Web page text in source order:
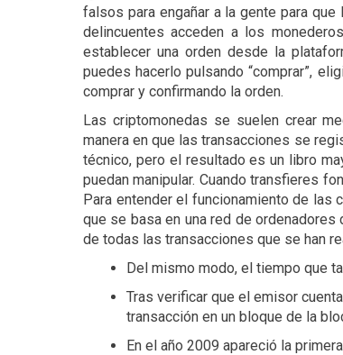
falsos para engañar a la gente para
delincuentes acceden a los
establecer una orden desde la
puedes hacerlo pulsando “comprar”,
comprar y confirmando la orden.
Las criptomonedas se suelen crear
manera en que las transacciones se
técnico, pero el resultado es un libro
puedan manipular. Cuando transfieres
Para entender el funcionamiento de
que se basa en una red de
de todas las transacciones que se han
Del mismo modo, el tiempo que
Tras verificar que el emisor
transacción en un bloque de la
En el año 2009 apareció la